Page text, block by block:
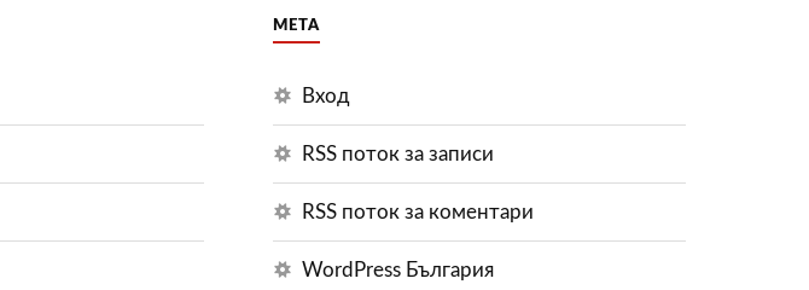
МЕТА
Вход
RSS поток за записи
RSS поток за коментари
WordPress България